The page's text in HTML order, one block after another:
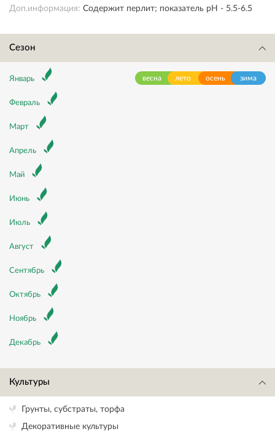
Доп.информация: Содержит перлит; показатель pH - 5.5-6.5
Сезон
весна лето осень зима
Январь
Февраль
Март
Апрель
Май
Июнь
Июль
Август
Сентябрь
Октябрь
Ноябрь
Декабрь
Культуры
Грунты, субстраты, торфа
Декоративные культуры